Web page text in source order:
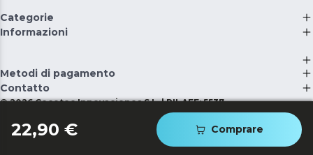
22,90 € Comprare
Categorie
Informazioni
Metodi di pagamento
Contatto
©2026 Cecotec Innovaciones S.L. | RII-AEE: 5537